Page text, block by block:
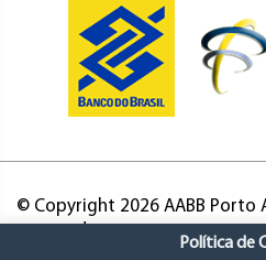
© Copyright 2026 AABB Porto
Política de